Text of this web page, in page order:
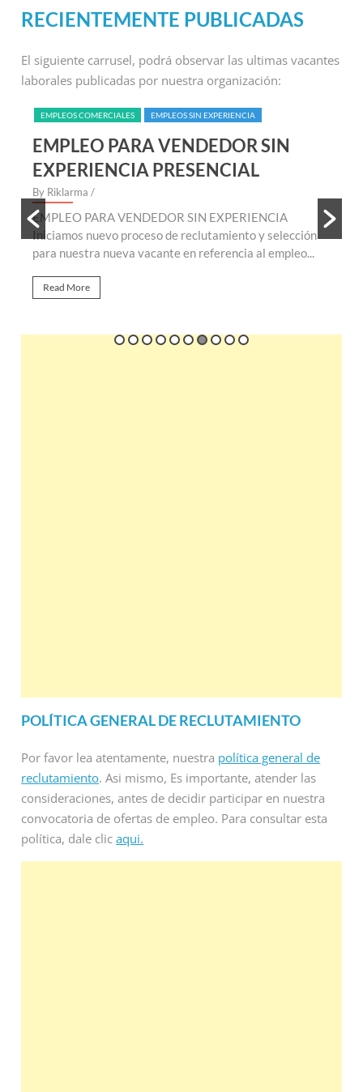
RECIENTEMENTE PUBLICADAS
El siguiente carrusel, podrá observar las ultimas vacantes
laborales publicadas por nuestra organización:
EMPLEOS REMOTOS (NO PRESENCIALES) EMPLEOS SIN EXPERIENCIA
EMPLEO PARA ANALISTA DE
SERVICIOS ONLINE
By Riklarma/
EMPLEO PARA ANALISTA DE SERVICIOS ONLINE
Iniciamos nuevo proceso de reclutamiento para nueva
vacante de empleo para analista de servicios...
POLÍTICA GENERAL DE RECLUTAMIENTO
Por favor lea atentamente, nuestra política general de
reclutamiento. Asi mismo, Es importante, atender las
consideraciones, antes de decidir participar en nuestra
convocatoria de ofertas de empleo. Para consultar esta
política, dale clicaqui.